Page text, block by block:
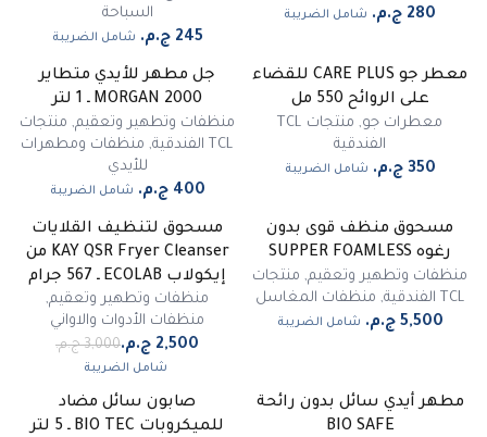
شامل الضريبة
السباحة
شامل الضريبة
معطر جو CARE PLUS للقضاء
على الروائح 550 مل
معطرات جو,
منتجات TCL
الفندقية
شامل الضريبة
جل مطهر للأيدي متطاير
MORGAN 2000 ـ 1 لتر
منظفات وتطهير وتعقيم, منتجات
TCL الفندقية
, منظفات ومطهرات
للأيدي
شامل الضريبة
مسحوق منظف قوى بدون
رغوه SUPPER FOAMLESS
منظفات وتطهير وتعقيم, منتجات
TCL الفندقية
, منظفات المغاسل
شامل الضريبة
مسحوق لتنظيف القلايات
KAY QSR Fryer Cleanser من
إيكولاب ECOLAB ـ 567 جرام
منظفات وتطهير وتعقيم,
منظفات الأدوات والاواني
شامل الضريبة
غير متوفر
مطهر أيدي سائل بدون رائحة
BIO SAFE
صابون سائل مضاد
للميكروبات BIO TEC ـ 5 لتر